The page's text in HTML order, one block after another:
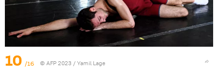
10 /16 © AFP 2023 / Yamil Lage